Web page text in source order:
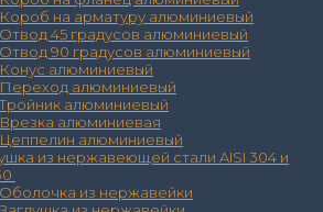
Короб на арматуру алюминиевый
Отвод 45 градусов алюминиевый
Отвод 90 градусов алюминиевый
Конус алюминиевый
Переход алюминиевый
Тройник алюминиевый
Врезка алюминиевая
Цеппелин алюминиевый
из нержавеющей стали AISI 304 и
Оболочка из нержавейки